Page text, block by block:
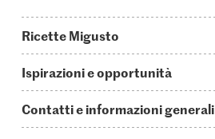
Ricette Migusto
Oggi cucino
Piatti principali
Ispirazioni e opportunità
Storie
Contatti e informazioni generali